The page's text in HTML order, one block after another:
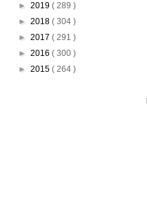
► 2019 ( 289 )
► 2018 ( 304 )
► 2017 ( 291 )
► 2016 ( 300 )
► 2015 ( 264 )